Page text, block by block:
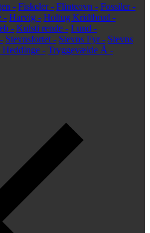
- Fiskeler - Flinteovn - Fossiler -
- Harvig - Holtug Kridtbrud -
- Kulsti rende - Lund -
Stevnsfortet - Stevns Fyr - Stevns
Heddinge - Tryggevælde Å -